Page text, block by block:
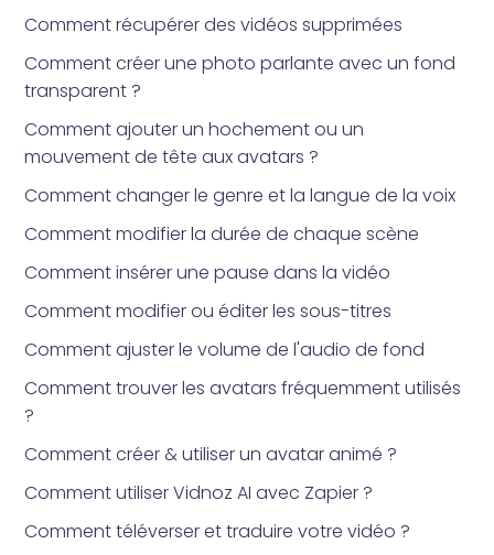
Comment récupérer des vidéos supprimées
Comment créer une photo parlante avec un fond
transparent ?
Comment ajouter un hochement ou un
mouvement de tête aux avatars ?
Comment changer le genre et la langue de la voix
Comment modifier la durée de chaque scène
Comment insérer une pause dans la vidéo
Comment modifier ou éditer les sous-titres
Comment ajuster le volume de l'audio de fond
Comment trouver les avatars fréquemment utilisés
?
Comment créer & utiliser un avatar animé ?
Comment utiliser Vidnoz AI avec Zapier ?
Comment téléverser et traduire votre vidéo ?